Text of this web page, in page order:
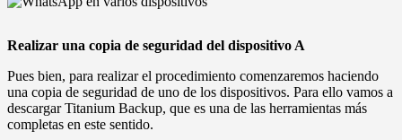
Realizar una copia de seguridad del dispositivo A
Pues bien, para realizar el procedimiento comenzaremos haciendo
una copia de seguridad de uno de los dispositivos. Para ello vamos a
descargar Titanium Backup, que es una de las herramientas más
completas en este sentido.